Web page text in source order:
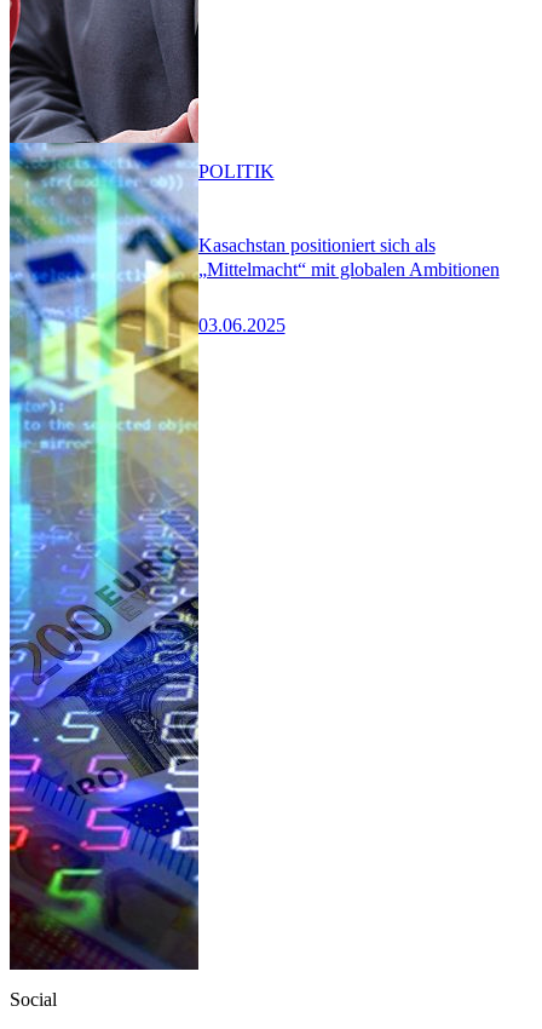
Kasachstan positioniert sich als
„Mittelmacht“ mit globalen Ambitionen
03.06.2025
POLITIK
Social